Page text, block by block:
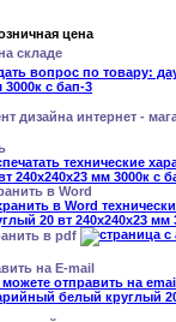
цена
складе
в Word
в pdf
на E-mail